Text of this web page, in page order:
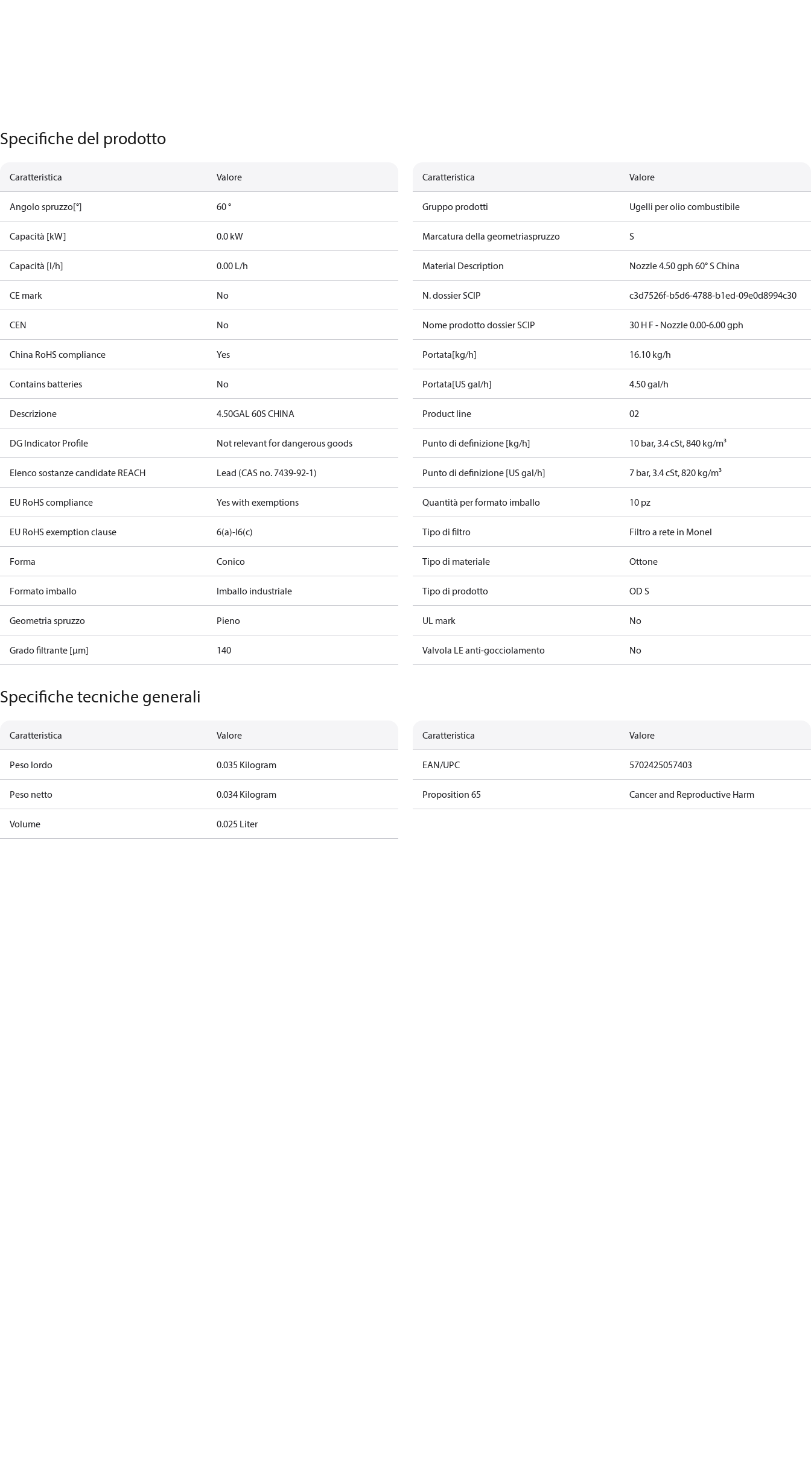
Specifiche del prodotto
Caratteristica Valore
Angolo spruzzo[°] 60 °
Capacità [kW] 0.0 kW
Capacità [l/h] 0.00 L/h
CE mark No
CEN No
China RoHS compliance Yes
Contains batteries No
Descrizione 4.50GAL 60S CHINA
DG Indicator Profile Not relevant for dangerous goods
Elenco sostanze candidate REACH Lead (CAS no. 7439-92-1)
EU RoHS compliance Yes with exemptions
EU RoHS exemption clause 6(a)-I6(c)
Forma Conico
Formato imballo Imballo industriale
Geometria spruzzo Pieno
Grado filtrante [µm] 140
Caratteristica Valore
Gruppo prodotti Ugelli per olio combustibile
Marcatura della geometriaspruzzo S
Material Description Nozzle 4.50 gph 60° S China
N. dossier SCIP c3d7526f-b5d6-4788-b1ed-09e0d8994c30
Nome prodotto dossier SCIP 30 H F - Nozzle 0.00-6.00 gph
Portata[kg/h] 16.10 kg/h
Portata[US gal/h] 4.50 gal/h
Product line 02
Punto di definizione [kg/h] 10 bar, 3.4 cSt, 840 kg/m³
Punto di definizione [US gal/h] 7 bar, 3.4 cSt, 820 kg/m³
Quantità per formato imballo 10 pz
Tipo di filtro Filtro a rete in Monel
Tipo di materiale Ottone
Tipo di prodotto OD S
UL mark No
Valvola LE anti-gocciolamento No
Specifiche tecniche generali
Caratteristica Valore
Peso lordo 0.035 Kilogram
Peso netto 0.034 Kilogram
Volume 0.025 Liter
Caratteristica Valore
EAN/UPC 5702425057403
Proposition 65 Cancer and Reproductive Harm